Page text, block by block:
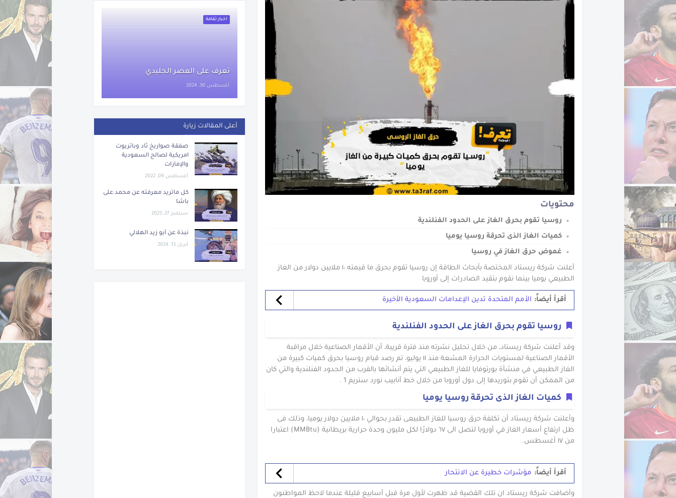
محتويات
روسيا تقوم بحرق الغاز على الحدود الفنلندية
كميات الغاز الذى تحرقة روسيا يوميا
غموض حرق الغاز في روسيا
أعلنت شركة ريستاد المختصة بأبحاث الطاقة إن روسيا تقوم بحرق ما قيمته ١٠ ملايين دولار من الغاز
الطبيعي يوميا بينما نقوم بتقيد الصادرات إلى أوروبا
أقرأ أيضاً: الأمم المتحدة تدين الإعدامات السعودية الأخيرة
روسيا تقوم بحرق الغاز على الحدود الفنلندية
وقد أعلنت شركة ريستاد، من خلال تحليل نشرته منذ فترة قريبة، أن الأقمار الصناعية خلال مراقبة
الأقمار الصناعية لمستويات الحرارة المشعة منذ ١١ يوليو، تم رصد قيام روسيا بحرق كميات كبيرة من
الغاز الطبيعي في منشأة بورتوفايا للغاز الطبيعي التي يتم أنشائها بالقرب من الحدود الفنلندية والتي كان
من الممكن أن تقوم بتوريدها إلى دول أوروبا من خلال خط أنابيب نورد ستريم 1 .
كميات الغاز الذى تحرقة روسيا يوميا
وأعلنت شركة ريستاد أن تكلفة حرق روسيا للغاز الطبيعى تقدر بحوالي ١٠ ملايين دولار يوميا، وذلك فى
ظل ارتفاع أسعار الغاز في أوروبا لتصل الى ٦٧ دولارًا لكل مليون وحدة حرارية بريطانية (MMBtu) اعتبارا
من ١٧ أغسطس.
أقرأ أيضاً: مؤشرات خطيرة عن الانتحار
وأضافت شركة ريستاد ان تلك القضية قد ظهرت لأول مرة قبل أسابيع قليلة عندما لاحظ المواطنون
اخبار ثقافة
تعرف على العصر الجليدي
أغسطس 30, 2024
أعلى المقالات زيارة
صفقة صواريخ ثاد وباتريوت
امريكية لصالح السعودية
والإمارات
أغسطس 09, 2022
كل ماتريد معرفته عن محمد على
باشا
سبتمبر 27, 2023
نبذة عن أبو زيد الهلالي
أبريل 13, 2024